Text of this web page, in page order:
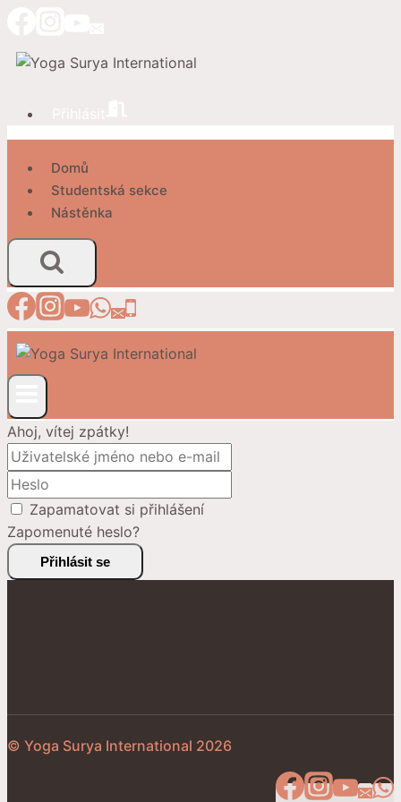
obsah
Domů
Studentská sekce
Nástěnka
Ahoj, vítej zpátky!
Zapamatovat si přihlášení
Zapomenuté heslo?
Přihlásit se
© Yoga Surya International 2026